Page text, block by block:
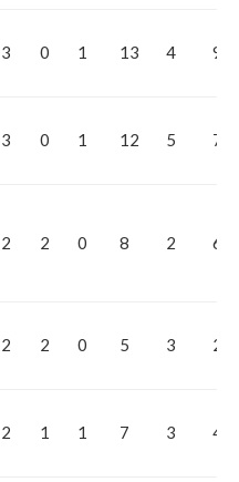
3 0 1 13 4 9
3 0 1 12 5 7
2 2 0 8 2 6
2 2 0 5 3 2
2 1 1 7 3 4